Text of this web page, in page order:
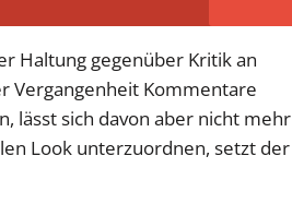
Haltung gegenüber Kritik an
Vergangenheit Kommentare
lässt sich davon aber nicht mehr
Look unterzuordnen, setzt der